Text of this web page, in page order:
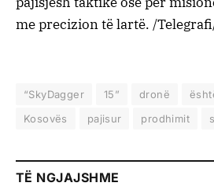
me precizion të lartë. /
“SkyDagger 15” dronë
Kosovës
pajisur prodhimit
TË NGJAJSHME